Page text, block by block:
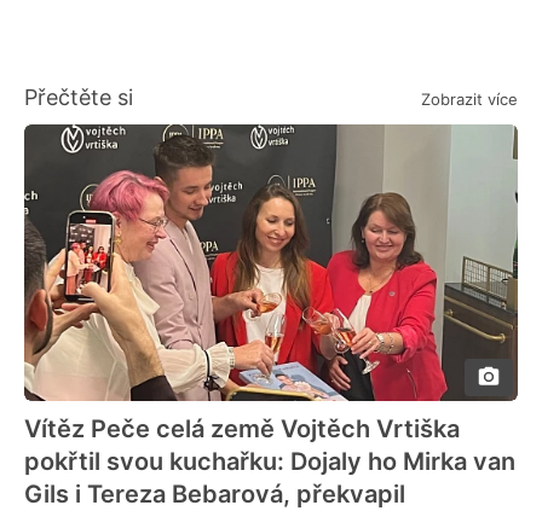
Přečtěte si Zobrazit více
Vítěz Peče celá země Vojtěch Vrtiška
pokřtil svou kuchařku: Dojaly ho Mirka van
Gils i Tereza Bebarová, překvapil